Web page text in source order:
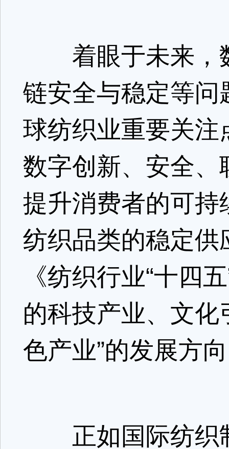
着眼于未来，
链安全与稳定等
球纺织业重要关
数字创新、安全
提升消费者的可
纺织品类的稳定
《纺织行业“十四
的科技产业、文
色产业”的发展方
正如国际纺织